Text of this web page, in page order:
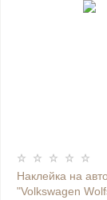
Наклейка на авто
"Volkswagen